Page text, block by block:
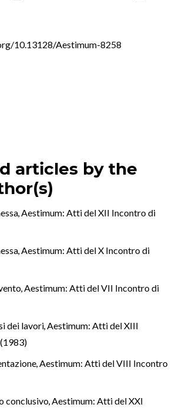
10.13128/Aestimum-8258
articles by the
,Aestimum: Atti del XII Incontro di
,Aestimum: Atti del X Incontro di
,Aestimum: Atti del VII Incontro di
dei lavori,Aestimum: Atti del XIII
,Aestimum: Atti del VIII Incontro
conclusivo,Aestimum: Atti del XXI